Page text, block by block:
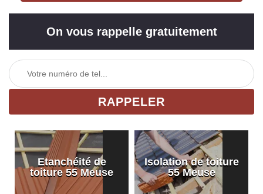
On vous rappelle gratuitement
Etanchéité de
toiture 55 Meuse
Isolation de toiture
55 Meuse